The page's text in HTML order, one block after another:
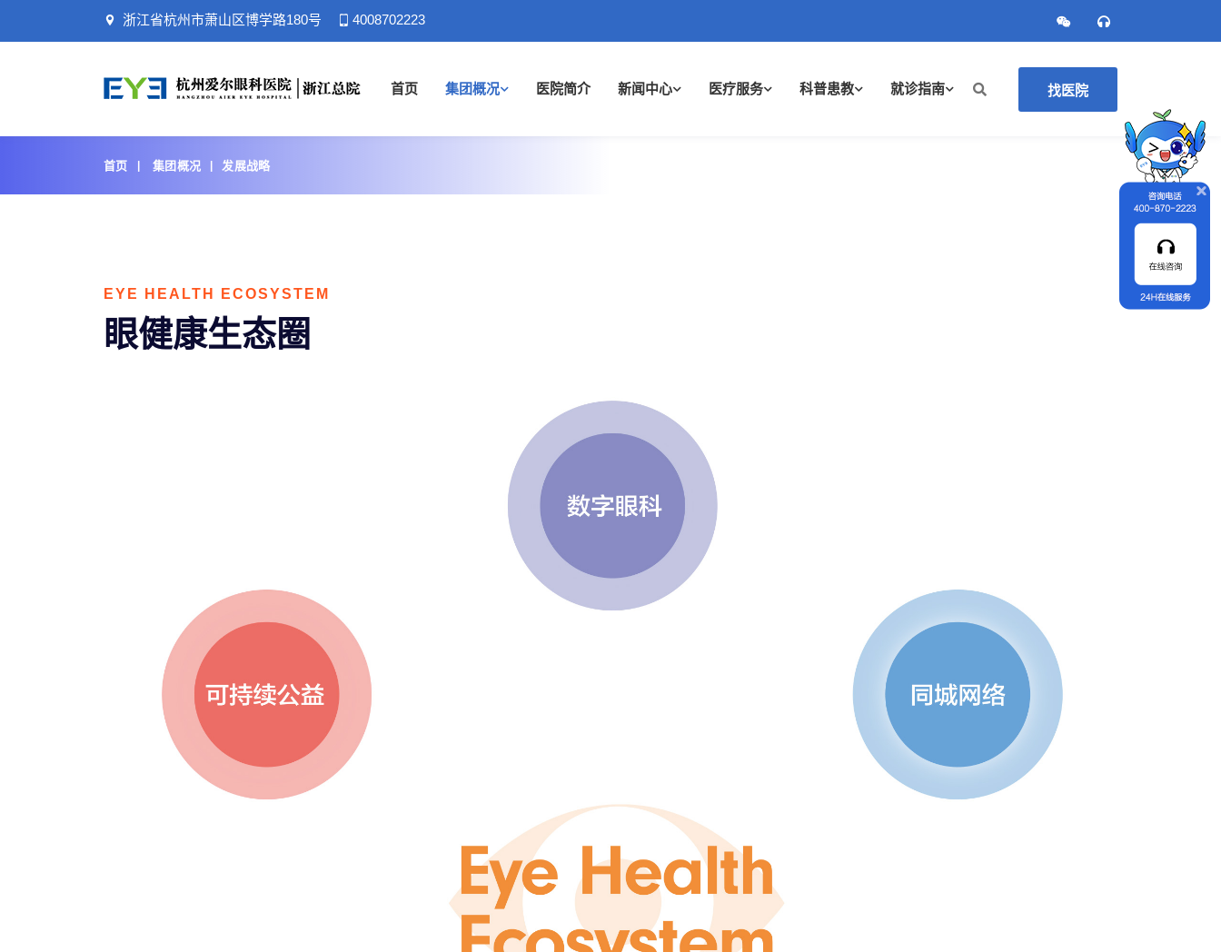
浙江省杭州市萧山区博学路180号 4008702223
首页 集团概况 医院简介 新闻中心 医疗服务 科普患教 就诊指南 找医院
首页 集团概况 发展战略
EYE HEALTH ECOSYSTEM
眼健康生态圈